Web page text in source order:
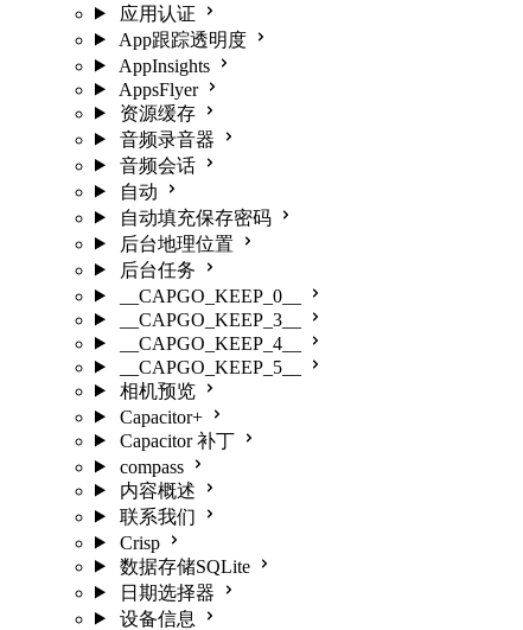
应用认证
App跟踪透明度
AppInsights
AppsFlyer
资源缓存
音频录音器
音频会话
自动
自动填充保存密码
后台地理位置
后台任务
__CAPGO_KEEP_0__
__CAPGO_KEEP_3__
__CAPGO_KEEP_4__
__CAPGO_KEEP_5__
相机预览
Capacitor+
Capacitor 补丁
compass
内容概述
联系我们
Crisp
数据存储SQLite
日期选择器
设备信息